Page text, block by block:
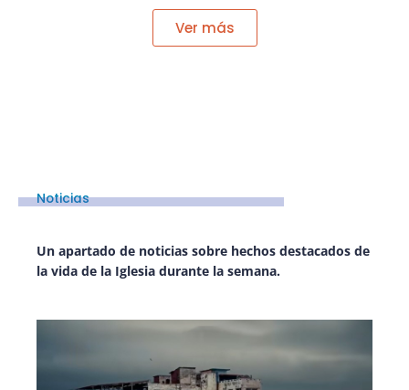
Ver más
Noticias
Un apartado de noticias sobre hechos destacados de
la vida de la Iglesia durante la semana.